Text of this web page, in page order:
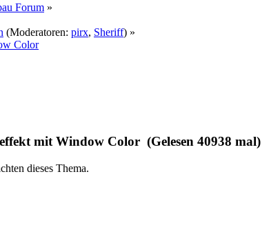
Forum »
(Moderatoren: pirx, Sheriff) »
Color
mit Window Color (Gelesen 40938 mal)
dieses Thema.